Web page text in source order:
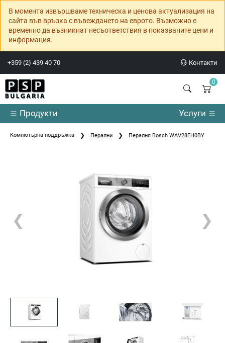
В момента извършваме техническа и ценова актуализация на
сайта във връзка с въвеждането на еврото. Възможно е
временно да възникнат несъответствия в показваните цени и
информация.
+359 (2) 439 40 70 Контакти
0
Продукти Услуги
Компютърна поддръжка Перални Пералня Bosch WAV28EH0BY
❮ ❯